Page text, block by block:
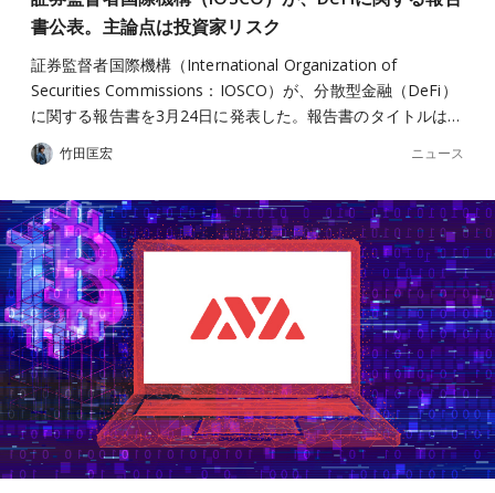
書公表。主論点は投資家リスク
証券監督者国際機構（International Organization of
Securities Commissions：IOSCO）が、分散型金融（DeFi）
に関する報告書を3月24日に発表した。報告書のタイトルは…
竹田匡宏 ニュース